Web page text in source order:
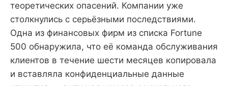
теоретических опасений. Компании уже
столкнулись с серьёзными последствиями.
Одна из финансовых фирм из списка Fortune
500 обнаружила, что её команда обслуживания
клиентов в течение шести месяцев копировала
и вставляла конфиденциальные данные